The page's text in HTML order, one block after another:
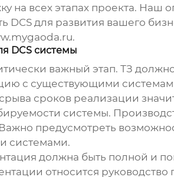
всех этапах проекта. Наш
DCSдля развития вашего
.
DCS системы
важный этап. ТЗ
с существующими
сроков реализации
системы.
предусмотреть
системами.
должна быть полной и
относится